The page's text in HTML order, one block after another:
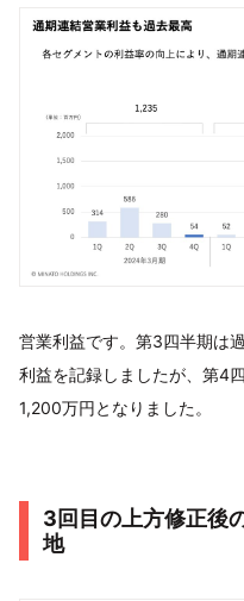
営業利益です。第3四半期は
利益を記録しましたが、第4
1,200万円となりました。
3回目の上方修正後
地